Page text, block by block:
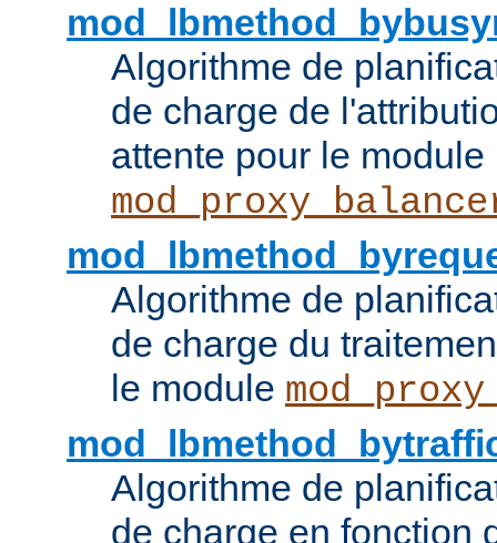
Algorithme de
de charge de
attente pour le module
Algorithme de
de charge du
le module
Algorithme de
de charge en fonction